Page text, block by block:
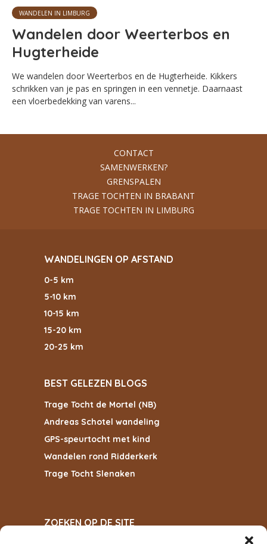
WANDELEN IN LIMBURG
Wandelen door Weerterbos en
Hugterheide
We wandelen door Weerterbos en de Hugterheide. Kikkers
schrikken van je pas en springen in een vennetje. Daarnaast
een vloerbedekking van varens...
CONTACT
SAMENWERKEN?
GRENSPALEN
TRAGE TOCHTEN IN BRABANT
TRAGE TOCHTEN IN LIMBURG
WANDELINGEN OP AFSTAND
0-5 km
5-10 km
10-15 km
15-20 km
20-25 km
BEST GELEZEN BLOGS
Trage Tocht de Mortel (NB)
Andreas Schotel wandeling
GPS-speurtocht met kind
Wandelen rond Ridderkerk
Trage Tocht Slenaken
ZOEKEN OP DE SITE